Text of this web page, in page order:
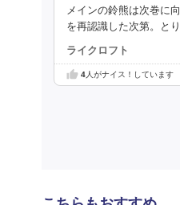
メインの鈴熊は次巻に
を再認識した次第。と
ライクロフト
4人がナイス！しています